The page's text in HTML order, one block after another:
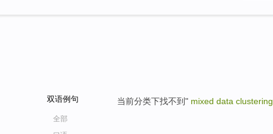
双语例句
全部
当前分类下找不到" mixed data clustering